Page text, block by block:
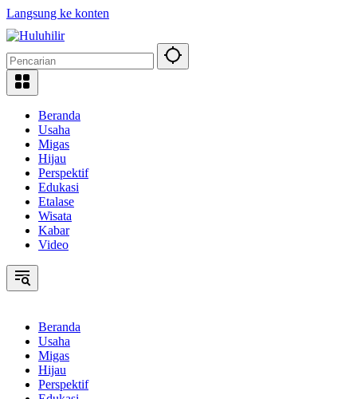
Langsung ke konten
Beranda
Usaha
Migas
Hijau
Perspektif
Edukasi
Etalase
Wisata
Kabar
Video
Beranda
Usaha
Migas
Hijau
Perspektif